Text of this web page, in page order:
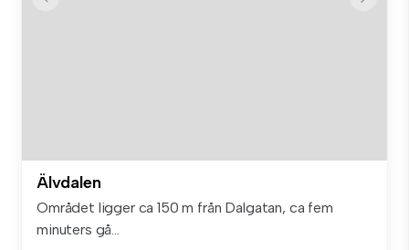
Älvdalen
Området ligger ca 150 m från Dalgatan, ca fem
minuters gå...